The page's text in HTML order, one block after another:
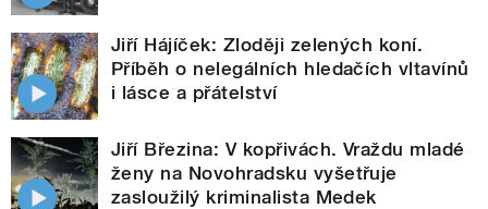
Jiří Hájíček: Zloději zelených koní.
Příběh o nelegálních hledačích vltavínů
i lásce a přátelství
Jiří Březina: V kopřivách. Vraždu mladé
ženy na Novohradsku vyšetřuje
zasloužilý kriminalista Medek